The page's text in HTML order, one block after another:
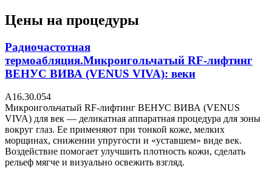
Цены на процедуры
Радиочастотная
термоабляция.Микроигольчатый RF-лифтинг
ВЕНУС ВИВА (VENUS VIVA): веки
А16.30.054
Микроигольчатый RF-лифтинг ВЕНУС ВИВА (VENUS
VIVA) для век — деликатная аппаратная процедура для зоны
вокруг глаз. Ее применяют при тонкой коже, мелких
морщинах, снижении упругости и «уставшем» виде век.
Воздействие помогает улучшить плотность кожи, сделать
рельеф мягче и визуально освежить взгляд.